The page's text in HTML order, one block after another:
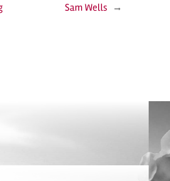
Sam Wells →